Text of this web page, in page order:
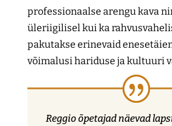
professionaalse arengu kava
üleriigilisel kui ka
pakutakse erinevaid
võimalusi hariduse ja kultuuri
Reggio õpetajad näevad